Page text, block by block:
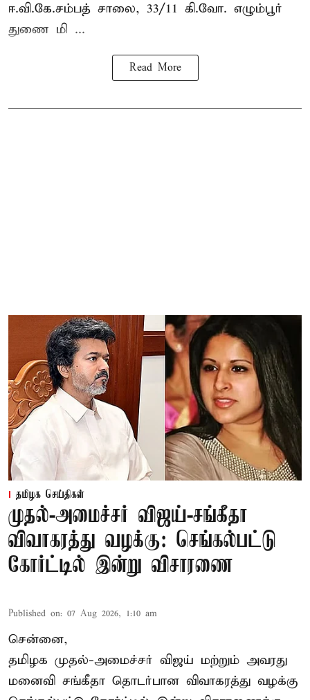
ஈ.வி.கே.சம்பத் சாலை, 33/11 கி.வோ. எழும்பூர்
துணை மி ...
Read More
தமிழக செய்திகள்
முதல்-அமைச்சர் விஜய்-சங்கீதா
விவாகரத்து வழக்கு: செங்கல்பட்டு
கோர்ட்டில் இன்று விசாரணை
Published on: 07 Aug 2026, 1:10 am
சென்னை,
தமிழக முதல்-அமைச்சர் விஜய் மற்றும் அவரது
மனைவி சங்கீதா தொடர்பான விவாகரத்து வழக்கு